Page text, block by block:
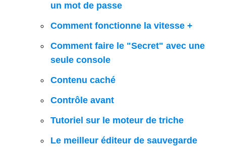
un mot de passe
Comment fonctionne la vitesse +
Comment faire le "Secret" avec une
seule console
Contenu caché
Contrôle avant
Tutoriel sur le moteur de triche
Le meilleur éditeur de sauvegarde